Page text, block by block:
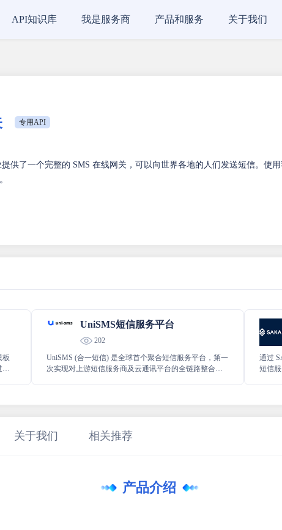
API知识库 我是服务商 产品和服务 关于我们
专用API
提供了一个完整的 SMS 在线网关，可以向世界各地的人们发送短信。使
板
滤
UniSMS短信服务平台
202
UniSMS (合一短信) 是全球首个聚合短信服务平台，第一
次实现对上游短信服务商及云通讯平台的全链路整合：
通过
短信
关于我们 相关推荐
产品介绍